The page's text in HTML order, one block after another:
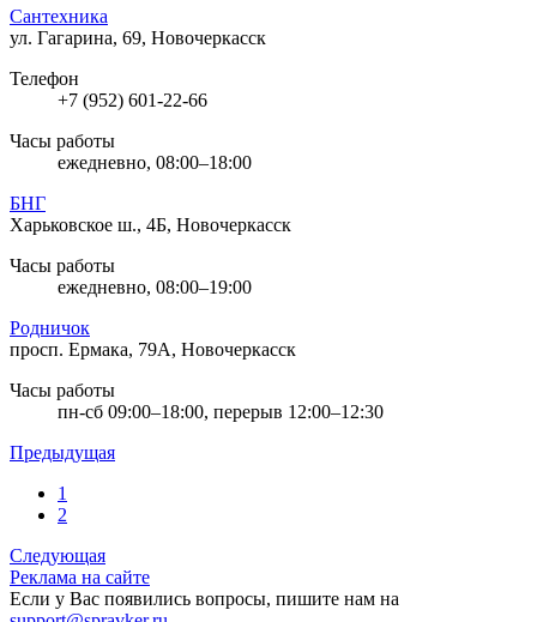
Сантехника
ул. Гагарина, 69, Новочеркасск
Телефон
+7 (952) 601-22-66
Часы работы
ежедневно, 08:00–18:00
БНГ
Харьковское ш., 4Б, Новочеркасск
Часы работы
ежедневно, 08:00–19:00
Родничок
просп. Ермака, 79А, Новочеркасск
Часы работы
пн-сб 09:00–18:00, перерыв 12:00–12:30
Предыдущая
1
2
Следующая
Реклама на сайте
Если у Вас появились вопросы, пишите нам на